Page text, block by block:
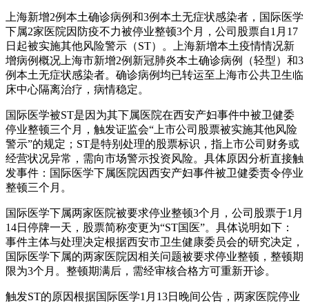
上海新增2例本土确诊病例和3例本土无症状感染者，国际医学
下属2家医院因防疫不力被停业整顿3个月，公司股票自1月17
日起被实施其他风险警示（ST）。上海新增本土疫情情况新
增病例概况上海市新增2例新冠肺炎本土确诊病例（轻型）和3
例本土无症状感染者。确诊病例均已转运至上海市公共卫生临
床中心隔离治疗，病情稳定。
国际医学被ST是因为其下属医院在西安产妇事件中被卫健委
停业整顿三个月，触发证监会“上市公司股票被实施其他风险
警示”的规定；ST是特别处理的股票标识，指上市公司财务或
经营状况异常，需向市场警示投资风险。具体原因分析直接触
发事件：国际医学下属医院因西安产妇事件被卫健委责令停业
整顿三个月。
国际医学下属两家医院被要求停业整顿3个月，公司股票于1月
14日停牌一天，股票简称变更为“ST国医”。具体说明如下：
事件主体与处理决定根据西安市卫生健康委员会的研究决定，
国际医学下属的两家医院因相关问题被要求停业整顿，整顿期
限为3个月。整顿期满后，需经审核合格方可重新开诊。
触发ST的原因根据国际医学1月13日晚间公告，两家医院停业